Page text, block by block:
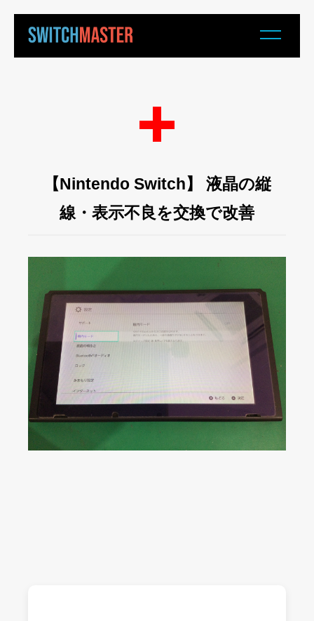
【Nintendo Switch】 液晶の縦
線・表示不良を交換で改善